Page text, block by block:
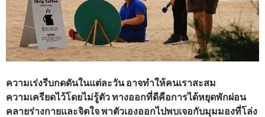
ความเร่งรีบกดดันในแต่ละวัน อาจทำให้คนเราสะสม
ความเครียดไว้โดยไม่รู้ตัว ทางออกที่ดีคือการได้หยุดพักผ่อน
คลายร่างกายและจิตใจ พาตัวเองออกไปพบเจอกับมุมมองที่โล่ง